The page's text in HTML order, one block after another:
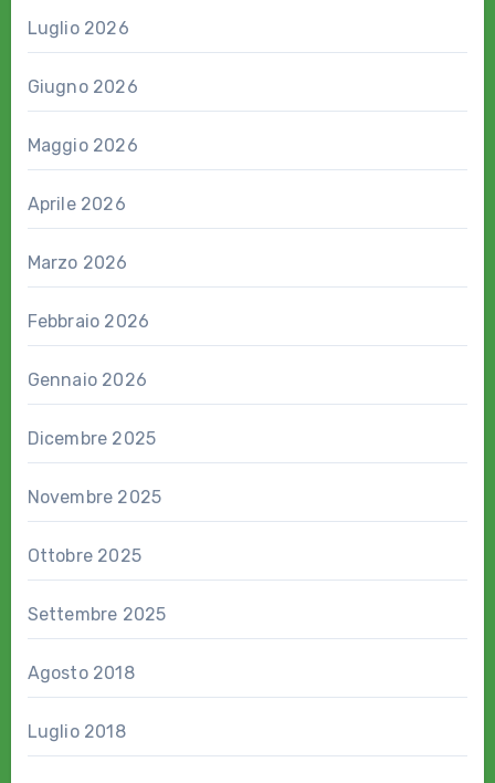
Luglio 2026
Giugno 2026
Maggio 2026
Aprile 2026
Marzo 2026
Febbraio 2026
Gennaio 2026
Dicembre 2025
Novembre 2025
Ottobre 2025
Settembre 2025
Agosto 2018
Luglio 2018